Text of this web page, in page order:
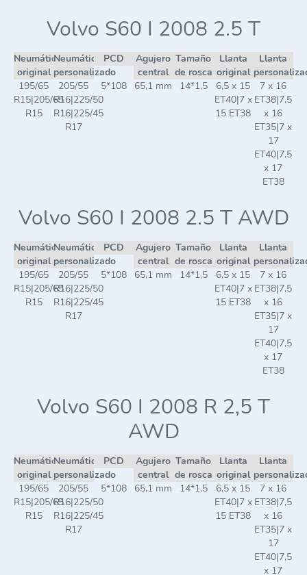
Volvo S60 I 2008 2.5 T
Neumático
original
Neumático
personalizado
PCD
Agujero
central
Tamaño
de rosca
Llanta
original
Llanta
195/65
R15|205/65
R15
205/55
R16|225/50
R16|225/45
R17
5*108 65,1 mm 14*1,5
6,5 x 15
ET40|7 x
15 ET38
7 x 16
ET38|7,5
x 16
ET35|7 x
17
ET40|7,5
x 17
ET38
Volvo S60 I 2008 2.5 T AWD
Neumático
original
Neumático
personalizado
PCD
Agujero
central
Tamaño
de rosca
Llanta
original
Llanta
195/65
R15|205/65
R15
205/55
R16|225/50
R16|225/45
R17
5*108 65,1 mm 14*1,5
6,5 x 15
ET40|7 x
15 ET38
7 x 16
ET38|7,5
x 16
ET35|7 x
17
ET40|7,5
x 17
ET38
Volvo S60 I 2008 R 2,5 T
AWD
Neumático
original
Neumático
personalizado
PCD
Agujero
central
Tamaño
de rosca
Llanta
original
Llanta
195/65
R15|205/65
R15
205/55
R16|225/50
R16|225/45
R17
5*108 65,1 mm 14*1,5
6,5 x 15
ET40|7 x
15 ET38
7 x 16
ET38|7,5
x 16
ET35|7 x
17
ET40|7,5
x 17